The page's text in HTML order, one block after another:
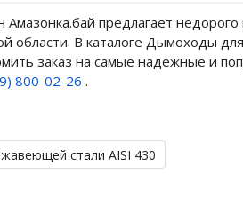
Амазонка.бай предлагает
области. В каталоге Дымоходы
заказ на самые надежные и
800-02-26 .
стали AISI 430